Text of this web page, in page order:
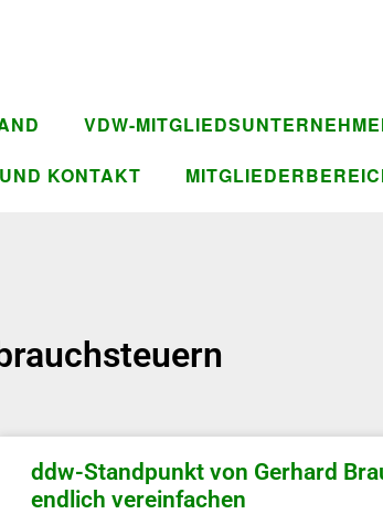
VDW-
KONTAKT
ddw-Standpunkt von Gerhard
endlich vereinfachen